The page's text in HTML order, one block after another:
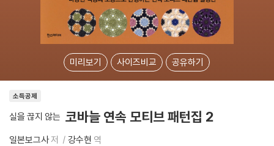
미리보기 사이즈비교 공유하기
소득공제
실을 끊지 않는 코바늘 연속 모티브 패턴집 2
일본보그사저 강수현 역